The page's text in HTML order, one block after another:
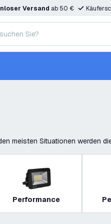
Versand ab 50 €
meisten Situationen werden
Performance